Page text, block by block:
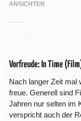
ANSICHTEN
Vorfreude: In Time
Nach langer Zeit mal
freue. Generell sind
Jahren nur selten im
verspricht auch der